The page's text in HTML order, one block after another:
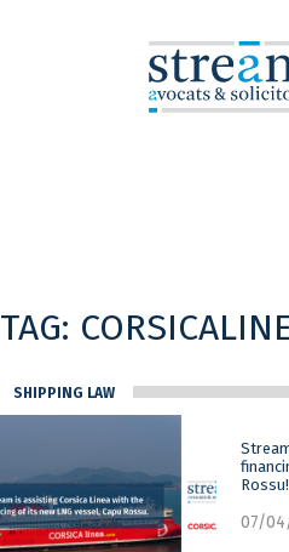
TAG:
SHIPPING LAW
Rossu!
07/